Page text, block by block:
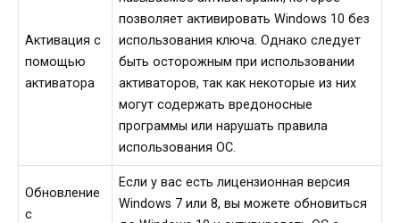
Aктивация с
помощью
активатора
позволяет активировать Windows 10 без
использования ключа. Однако следует
быть осторожным при использовании
активаторов, так как некоторые из них
могут содержать вредоносные
программы или нарушать правила
использования ОС.
Обновление
с
Если у вас есть лицензионная версия
Windows 7 или 8, вы можете обновиться